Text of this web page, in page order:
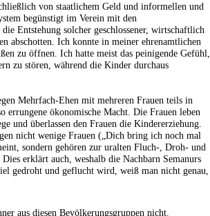
von staatlichem Geld und informellen und
begünstigt im Verein mit den
Entstehung solcher geschlossener, wirtschaftlich
abschotten. Ich konnte in meiner ehrenamtlichen
zu öffnen. Ich hatte meist das peinigende Gefühl,
zu stören, während die Kinder durchaus
Mehrfach-Ehen mit mehreren Frauen teils in
errungene ökonomische Macht. Die Frauen leben
und überlassen den Frauen die Kindererziehung.
nicht wenige Frauen („Dich bring ich noch mal
sondern gehören zur uralten Fluch-, Droh- und
erklärt auch, weshalb die Nachbarn Semanurs
gedroht und geflucht wird, weiß man nicht genau,
aus diesen Bevölkerungsgruppen nicht.